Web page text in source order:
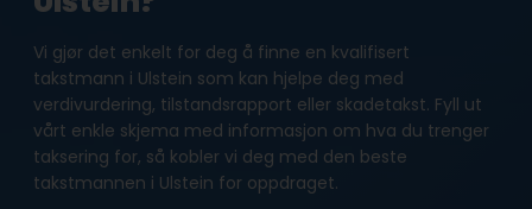
Vi gjør det enkelt for deg å finne en kvalifisert
takstmann i Ulstein som kan hjelpe deg med
verdivurdering, tilstandsrapport eller skadetakst. Fyll ut
vårt enkle skjema med informasjon om hva du trenger
taksering for, så kobler vi deg med den beste
takstmannen i Ulstein for oppdraget.